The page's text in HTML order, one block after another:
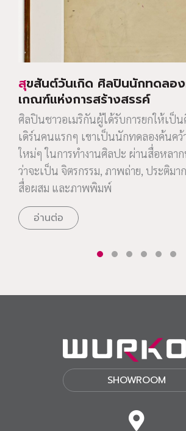
สุขสันต์วันเกิด ศิลปินนักทดลองผู้ลบกฎ
เกณฑ์แห่งการสร้างสรรค์
ศิลปินชาวอเมริกันผู้ได้รับการยกให้เป็
เดิร์นคนแรกๆ เขาเป็นนักทดลองค้นคว้
ใหม่ๆ ในการทำงานศิลปะ ผ่านสื่อหลา
ว่าจะเป็น จิตรกรรม, ภาพถ่าย, ประติมา
สื่อผสม และภาพพิมพ์
อ่านต่อ
SHOWROOM